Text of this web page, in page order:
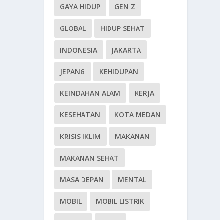
GAYA HIDUP GEN Z
GLOBAL HIDUP SEHAT
INDONESIA JAKARTA
JEPANG KEHIDUPAN
KEINDAHAN ALAM KERJA
KESEHATAN KOTA MEDAN
KRISIS IKLIM MAKANAN
MAKANAN SEHAT
MASA DEPAN MENTAL
MOBIL MOBIL LISTRIK